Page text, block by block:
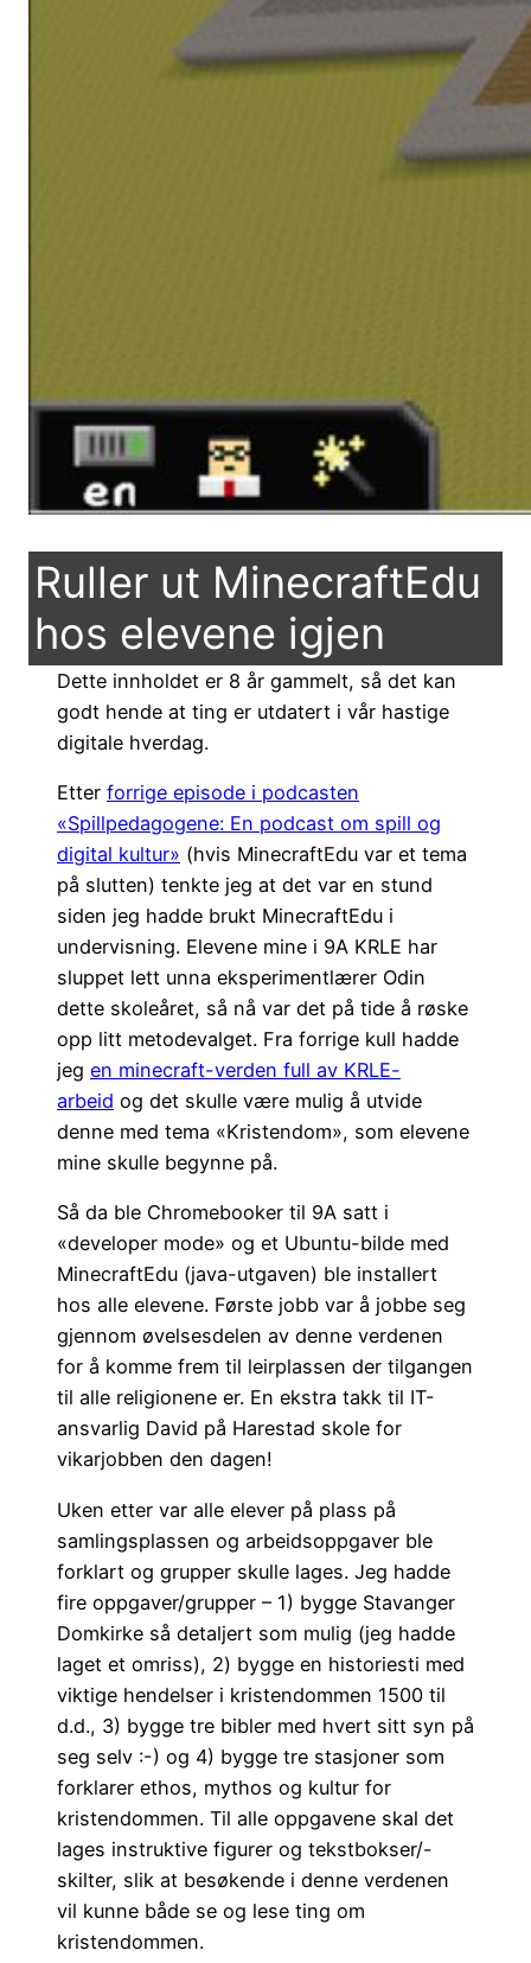
Ruller ut MinecraftEdu
hos elevene igjen
Dette innholdet er 8 år gammelt, så det kan
godt hende at ting er utdatert i vår hastige
digitale hverdag.
Etter forrige episode i podcasten
«Spillpedagogene: En podcast om spill og
digital kultur» (hvis MinecraftEdu var et tema
på slutten) tenkte jeg at det var en stund
siden jeg hadde brukt MinecraftEdu i
undervisning. Elevene mine i 9A KRLE har
sluppet lett unna eksperimentlærer Odin
dette skoleåret, så nå var det på tide å røske
opp litt metodevalget. Fra forrige kull hadde
jeg en minecraft-verden full av KRLE-
arbeid og det skulle være mulig å utvide
denne med tema «Kristendom», som elevene
mine skulle begynne på.
Så da ble Chromebooker til 9A satt i
«developer mode» og et Ubuntu-bilde med
MinecraftEdu (java-utgaven) ble installert
hos alle elevene. Første jobb var å jobbe seg
gjennom øvelsesdelen av denne verdenen
for å komme frem til leirplassen der tilgangen
til alle religionene er. En ekstra takk til IT-
ansvarlig David på Harestad skole for
vikarjobben den dagen!
Uken etter var alle elever på plass på
samlingsplassen og arbeidsoppgaver ble
forklart og grupper skulle lages. Jeg hadde
fire oppgaver/grupper – 1) bygge Stavanger
Domkirke så detaljert som mulig (jeg hadde
laget et omriss), 2) bygge en historiesti med
viktige hendelser i kristendommen 1500 til
d.d., 3) bygge tre bibler med hvert sitt syn på
seg selv :-) og 4) bygge tre stasjoner som
forklarer ethos, mythos og kultur for
kristendommen. Til alle oppgavene skal det
lages instruktive figurer og tekstbokser/-
skilter, slik at besøkende i denne verdenen
vil kunne både se og lese ting om
kristendommen.